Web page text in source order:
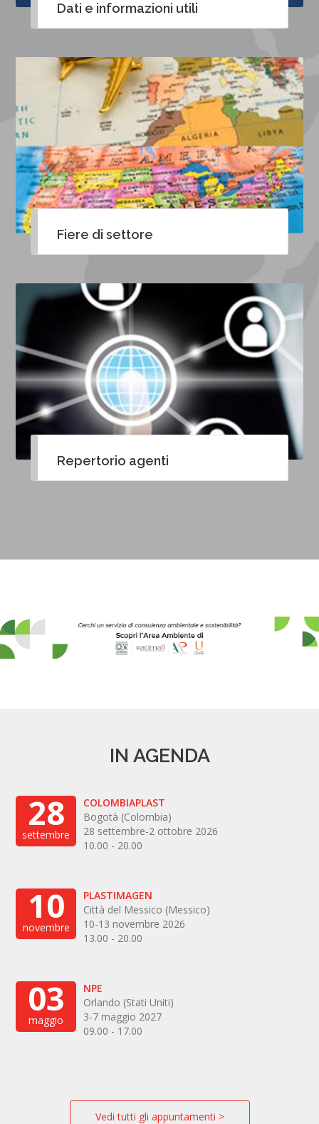
Dati e informazioni utili
Fiere di settore
Repertorio agenti
IN AGENDA
28
settembre
COLOMBIAPLAST
Bogotà (Colombia)
28 settembre-2 ottobre 2026
10.00 - 20.00
10
novembre
PLASTIMAGEN
Città del Messico (Messico)
10-13 novembre 2026
13.00 - 20.00
03
maggio
NPE
Orlando (Stati Uniti)
3-7 maggio 2027
09.00 - 17.00
Vedi tutti gli appuntamenti >